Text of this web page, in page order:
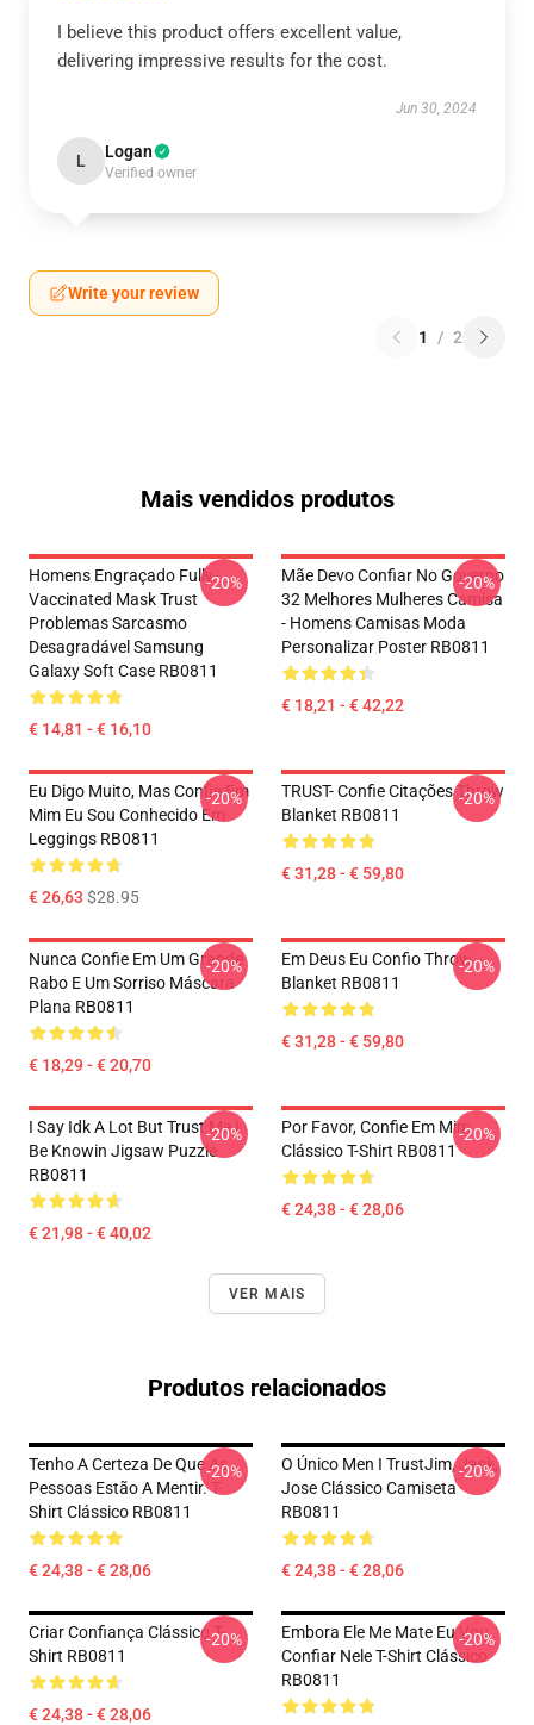
I believe this product offers excellent value,
delivering impressive results for the cost.
Jun 30, 2024
L Logan
Verified owner
Write your review
1 / 2
Mais vendidos produtos
Homens Engraçado Fully-
Vaccinated Mask Trust
Problemas Sarcasmo
Desagradável Samsung
Galaxy Soft Case RB0811
€ 14,81 - € 16,10
-20%
Mãe Devo Confiar No Governo
32 Melhores Mulheres Camisa
- Homens Camisas Moda
Personalizar Poster RB0811
€ 18,21 - € 42,22
-20%
Eu Digo Muito, Mas Confie Em
Mim Eu Sou Conhecido Em
Leggings RB0811
€ 26,63 $28.95
-20%
TRUST- Confie Citações Throw
Blanket RB0811
€ 31,28 - € 59,80
-20%
Nunca Confie Em Um Grande
Rabo E Um Sorriso Máscara
Plana RB0811
€ 18,29 - € 20,70
-20%
Em Deus Eu Confio Throw
Blanket RB0811
€ 31,28 - € 59,80
-20%
I Say Idk A Lot But Trust Me I
Be Knowin Jigsaw Puzzle
RB0811
€ 21,98 - € 40,02
-20%
Por Favor, Confie Em Mim
Clássico T-Shirt RB0811
€ 24,38 - € 28,06
-20%
VER MAIS
Produtos relacionados
Tenho A Certeza De Que As
Pessoas Estão A Mentir. T-
Shirt Clássico RB0811
€ 24,38 - € 28,06
-20%
O Único Men I TrustJim, Jack,
Jose Clássico Camiseta
RB0811
€ 24,38 - € 28,06
-20%
Criar Confiança Clássico T-
Shirt RB0811
€ 24,38 - € 28,06
-20%
Embora Ele Me Mate Eu Vou
Confiar Nele T-Shirt Clássico
RB0811
-20%